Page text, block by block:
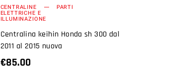
CENTRALINE PARTI
ELETTRICHE E
ILLUMINAZIONE
Centralina keihin Honda sh 300 dal
2011 al 2015 nuova
€85.00